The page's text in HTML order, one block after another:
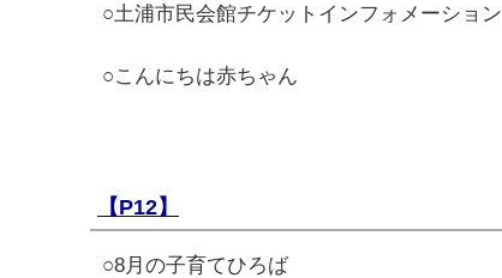
○土浦市民会館チケットインフォメーション
○こんにちは赤ちゃん
【P12】
○8月の子育てひろば